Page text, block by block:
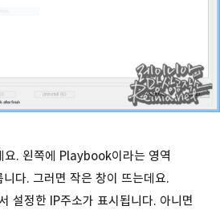
요. 왼쪽에 Playbook이라는 영역
다. 그러면 작은 창이 뜨는데요.
설정한 IP주소가 표시됩니다. 아니면